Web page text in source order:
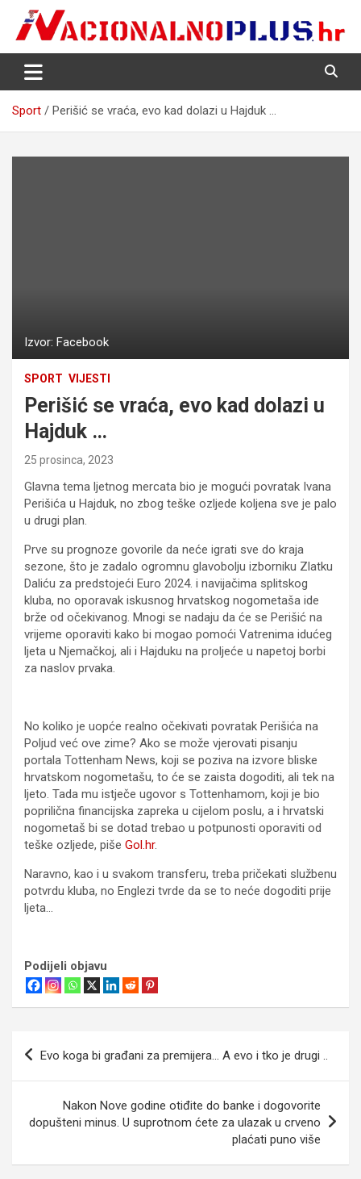
content
NacionalnoPlus.hr
Nacija želi znati više
Sport Perišić se vraća, evo kad dolazi u Hajduk …
Izvor: Facebook
SPORT VIJESTI
Perišić se vraća, evo kad dolazi u
Hajduk …
25 prosinca, 2023
Glavna tema ljetnog mercata bio je mogući povratak Ivana
Perišića u Hajduk, no zbog teške ozljede koljena sve je palo
u drugi plan.
Prve su prognoze govorile da neće igrati sve do kraja
sezone, što je zadalo ogromnu glavobolju izborniku Zlatku
Daliću za predstojeći Euro 2024. i navijačima splitskog
kluba, no oporavak iskusnog hrvatskog nogometaša ide
brže od očekivanog. Mnogi se nadaju da će se Perišić na
vrijeme oporaviti kako bi mogao pomoći Vatrenima idućeg
ljeta u Njemačkoj, ali i Hajduku na proljeće u napetoj borbi
za naslov prvaka.
No koliko je uopće realno očekivati povratak Perišića na
Poljud već ove zime? Ako se može vjerovati pisanju
portala Tottenham News, koji se poziva na izvore bliske
hrvatskom nogometašu, to će se zaista dogoditi, ali tek na
ljeto. Tada mu istječe ugovor s Tottenhamom, koji je bio
poprilična financijska zapreka u cijelom poslu, a i hrvatski
nogometaš bi se dotad trebao u potpunosti oporaviti od
teške ozljede, piše Gol.hr.
Naravno, kao i u svakom transferu, treba pričekati službenu
potvrdu kluba, no Englezi tvrde da se to neće dogoditi prije
ljeta…
Podijeli objavu
Navigacija
Evo koga bi građani za premijera… A evo i tko je drugi ..
Nakon Nove godine otiđite do banke i dogovorite
dopušteni minus. U suprotnom ćete za ulazak u crveno
plaćati puno više